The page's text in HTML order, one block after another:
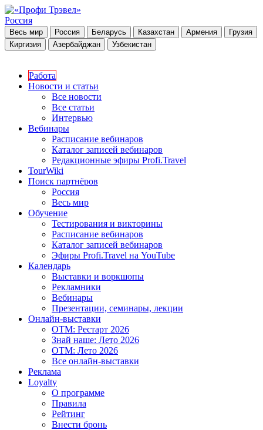
Россия
Весь мир Россия Беларусь Казахстан Армения
Грузия
Киргизия
Азербайджан Узбекистан
Работа
Новости и статьи
Все новости
Все статьи
Интервью
Вебинары
Расписание вебинаров
Каталог записей вебинаров
Редакционные эфиры Profi.Travel
TourWiki
Поиск партнёров
Россия
Весь мир
Обучение
Тестирования и викторины
Расписание вебинаров
Каталог записей вебинаров
Эфиры Profi.Travel на YouTube
Календарь
Выставки и воркшопы
Рекламники
Вебинары
Презентации, семинары, лекции
Онлайн-выставки
OTM: Рестарт 2026
Знай наше: Лето 2026
OTM: Лето 2026
Все онлайн-выставки
Реклама
Loyalty
О программе
Правила
Рейтинг
Внести бронь